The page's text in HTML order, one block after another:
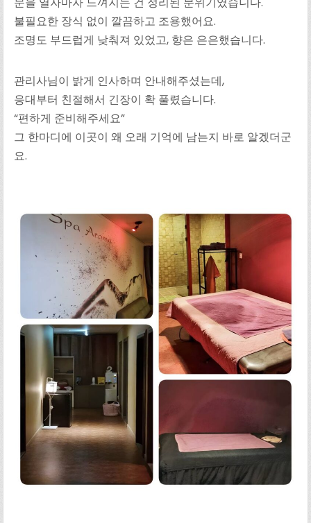
불필요한 장식 없이 깔끔하고 조용했어요.
조명도 부드럽게 낮춰져 있었고, 향은 은은했습니다.
관리사님이 밝게 인사하며 안내해주셨는데,
응대부터 친절해서 긴장이 확 풀렸습니다.
“편하게 준비해주세요”
그 한마디에 이곳이 왜 오래 기억에 남는지 바로 알겠더군
요.